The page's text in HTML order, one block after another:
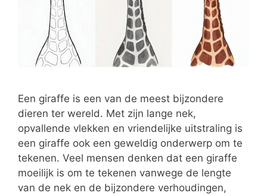
Een giraffe is een van de meest bijzondere
dieren ter wereld. Met zijn lange nek,
opvallende vlekken en vriendelijke uitstraling is
een giraffe ook een geweldig onderwerp om te
tekenen. Veel mensen denken dat een giraffe
moeilijk is om te tekenen vanwege de lengte
van de nek en de bijzondere verhoudingen,